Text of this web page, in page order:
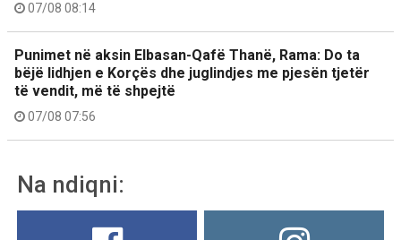
07/08 08:14
Punimet në aksin Elbasan-Qafë Thanë, Rama: Do ta
bëjë lidhjen e Korçës dhe juglindjes me pjesën tjetër
të vendit, më të shpejtë
07/08 07:56
Na ndiqni: